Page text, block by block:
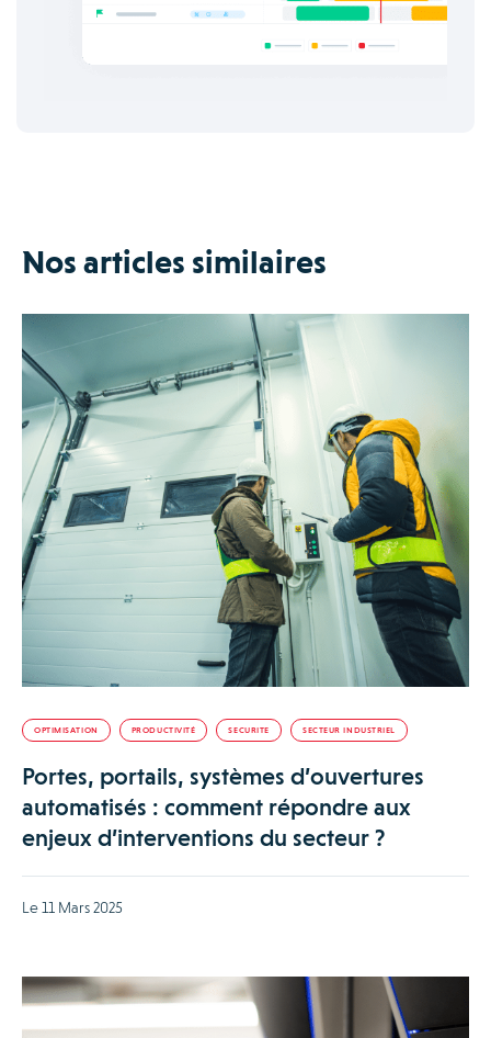
Nos articles similaires
OPTIMISATION PRODUCTIVITÉ SECURITE SECTEUR INDUSTRIEL
Portes, portails, systèmes d’ouvertures
automatisés : comment répondre aux
enjeux d’interventions du secteur ?
Le 11 Mars 2025